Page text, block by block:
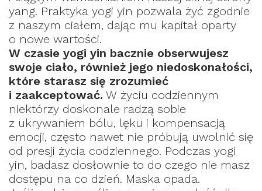
yang. Praktyka yogi yin pozwala żyć zgodnie
z naszym ciałem, dając mu kapitał oparty
o nowe wartości.
W czasie yogi yin bacznie obserwujesz
swoje ciało, również jego niedoskonałości,
które starasz się zrozumieć
i zaakceptować. W życiu codziennym
niektórzy doskonale radzą sobie
z ukrywaniem bólu, lęku i kompensacją
emocji, często nawet nie próbują uwolnić się
od presji życia codziennego. Podczas yogi
yin, badasz dosłownie to do czego nie masz
dostępu na co dzień. Maska opada.